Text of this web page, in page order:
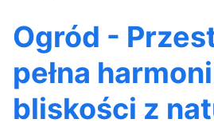
Ogród -
pełna
bliskości z